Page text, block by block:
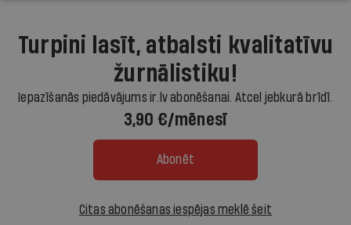
Turpini lasīt, atbalsti kvalitatīvu
žurnālistiku!
Iepazīšanās piedāvājums ir.lv abonēšanai. Atcel jebkurā brīdī.
3,90 €/mēnesī
Abonēt
Citas abonēšanas iespējas meklē šeit